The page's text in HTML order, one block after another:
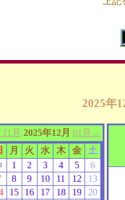
2025年
月 2025年12月 01月→
月 火 水 木 金 土
1 2 3 4 5
6
8 9 10 11 12
13
15 16 17 18 19
20